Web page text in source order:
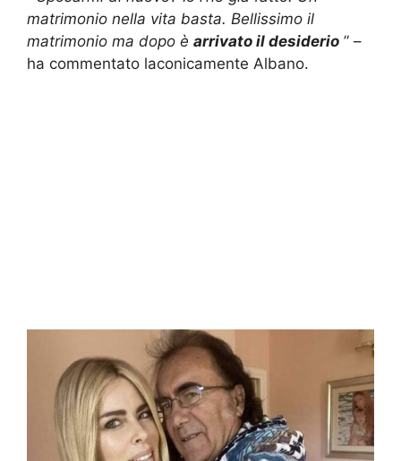
matrimonio nella vita basta. Bellissimo il
matrimonio ma dopo è arrivato il desiderio ” –
ha commentato laconicamente Albano.